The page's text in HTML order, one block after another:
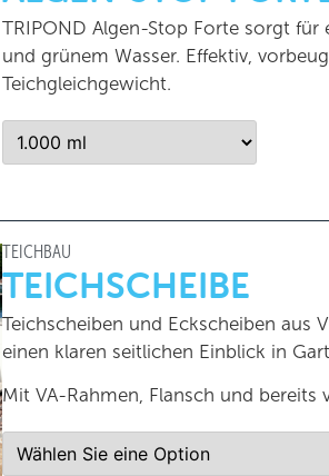
TRIPOND Algen-Stop Forte sorgt
und grünem Wasser. Effektiv,
Teichgleichgewicht.
TEICHBAU
TEICHSCHEIBE
Teichscheiben und Eckscheiben aus
einen klaren seitlichen Einblick in
Mit VA-Rahmen, Flansch und bereits